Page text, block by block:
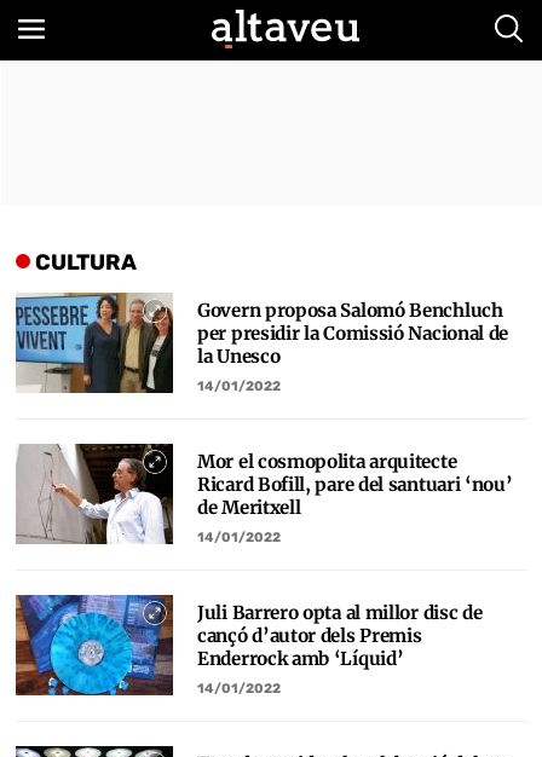
CULTURA
Govern proposa Salomó Benchluch
per presidir la Comissió Nacional de
la Unesco
14/01/2022
Mor el cosmopolita arquitecte
Ricard Bofill, pare del santuari ‘nou’
de Meritxell
14/01/2022
Juli Barrero opta al millor disc de
cançó d’autor dels Premis
Enderrock amb ‘Líquid’
14/01/2022